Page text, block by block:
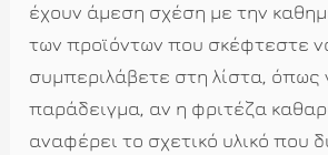
έχουν άμεση σχέση με την
των προϊόντων που σκέφτεστε
συμπεριλάβετε στη λίστα, όπως
παράδειγμα, αν η φριτέζα
αναφέρει το σχετικό υλικό που